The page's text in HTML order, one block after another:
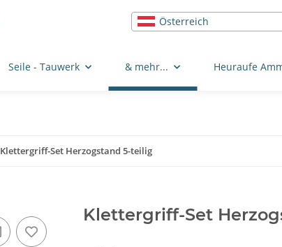
Österreich
Seile - Tauwerk & mehr... Heuraufe
Klettergriff-Set Herzogstand 5-teilig
Klettergriff-Set